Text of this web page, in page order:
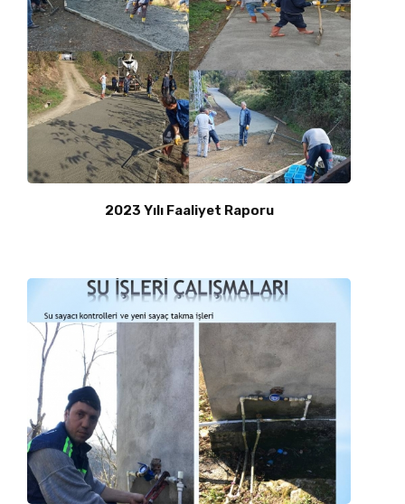
2023 Yılı Faaliyet Raporu